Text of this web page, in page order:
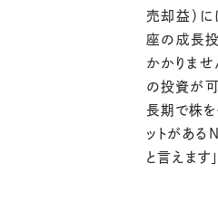
売却益）
座の成長
かかりま
の投資が
長期で株を
ットがある
と言えます」